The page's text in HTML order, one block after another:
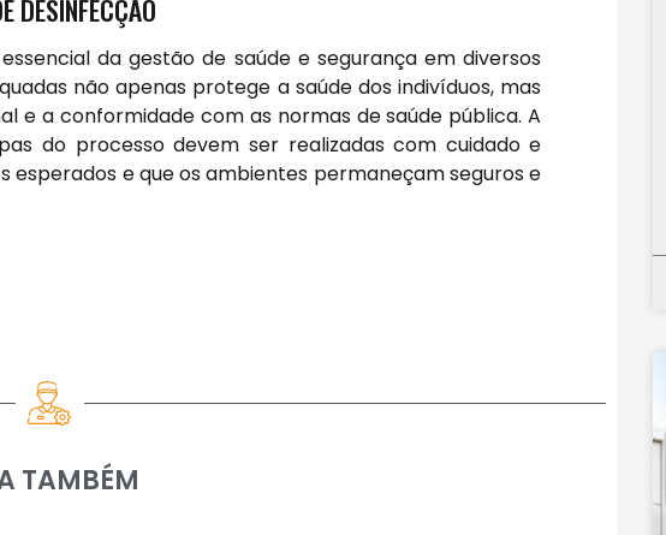
DESINFECÇÃO
da gestão de saúde e segurança em diversos
não apenas protege a saúde dos indivíduos, mas
e a conformidade com as normas de saúde pública. A
do processo devem ser realizadas com cuidado e
esperados e que os ambientes permaneçam seguros e
TAMBÉM